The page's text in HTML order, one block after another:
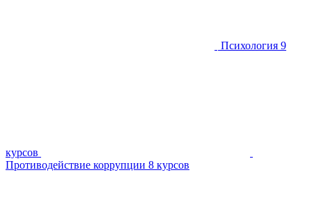
Психология 9
курсов
Противодействие коррупции 8 курсов